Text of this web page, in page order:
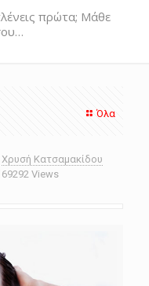
πρώτα; Μάθε
Όλα
Χρυσή Κατσαμακίδου
69292 Views